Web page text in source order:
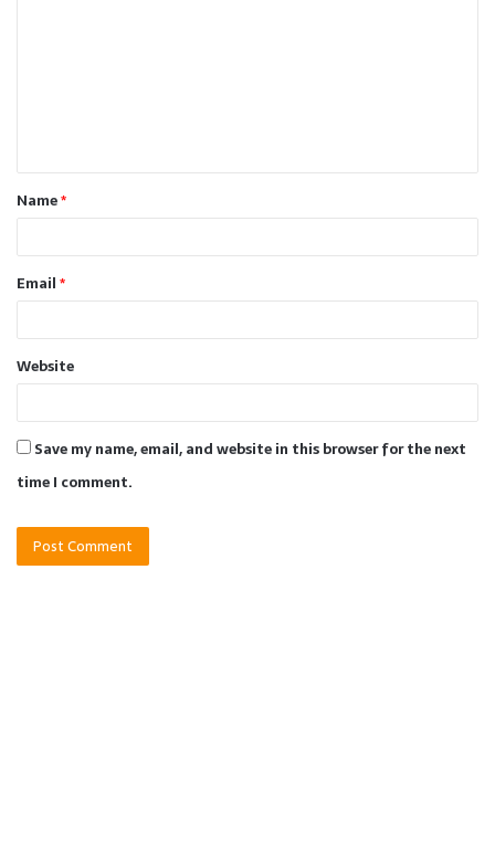
t
*Name*
Email*
Website
Save my name, email, and website in this browser for the next
time I comment.